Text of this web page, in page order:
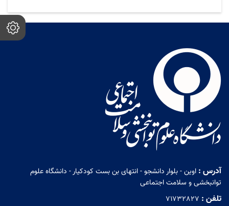
آدرس : اوین - بلوار دانشجو - انتهای بن بست کودکیار - دانشگاه علوم
توانبخشی و سلامت اجتماعی
تلفن : 71732827